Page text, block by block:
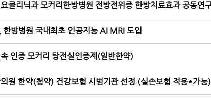
클리닉과 모커리한방병원 전방전위증 한방치료효과 공동연
한방병원 국내최초 인공지능 AI MRI 도입
인증 모커리 탕전실인증제(일반한약)
원 한약(첩약) 건강보험 시범기관 선정 (실손보험 적용*가능)